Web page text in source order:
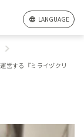
LANGUAGE
営する『ミライヅクリ